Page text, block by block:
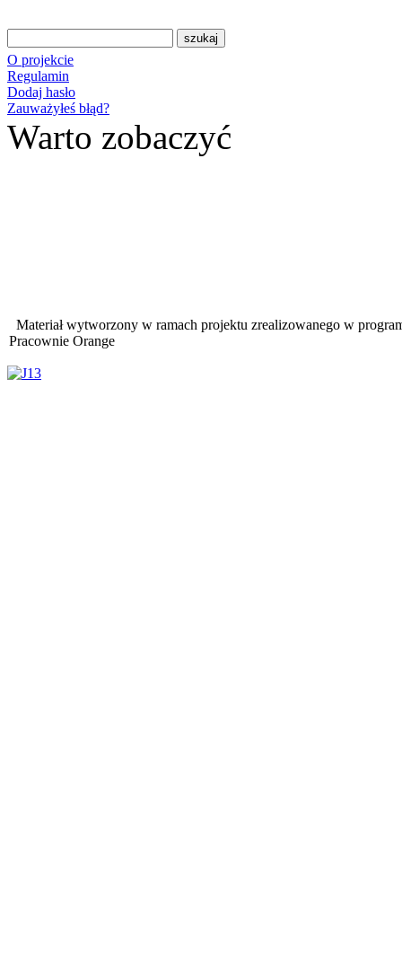
O projekcie
Regulamin
Dodaj hasło
Zauważyłeś błąd?
Warto zobaczyć
Materiał wytworzony w ramach projektu zrealizowanego w
Pracownie Orange